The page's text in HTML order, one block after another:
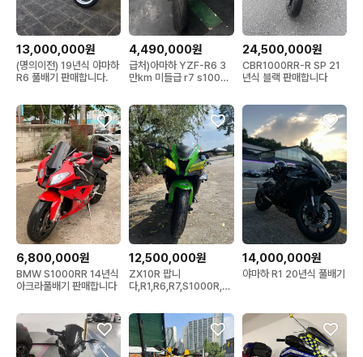
13,000,000원
(명의이전) 19년식 야마하
R6 풀배기 판매합니다.
4,490,000원
급처)아마하 YZF-R6 3
만km 미들급 r7 s1000r
24,500,000원
CBR1000RR-R SP 21
년식 블랙 판매합니다
6,800,000원
BMW S1000RR 14년식
아크라풀배기 판매합니다
12,500,000원
ZX10R 팝니
다,R1,R6,R7,S1000R,가
14,000,000원
야마하 R1 20년식 풀배기